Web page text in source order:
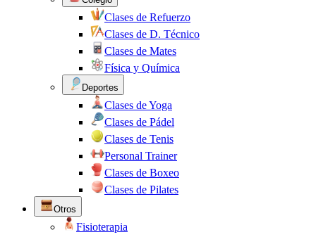
Clases de Refuerzo
Clases de D. Técnico
Clases de Mates
Física y Química
Deportes
Clases de Yoga
Clases de Pádel
Clases de Tenis
Personal Trainer
Clases de Boxeo
Clases de Pilates
Otros
Fisioterapia